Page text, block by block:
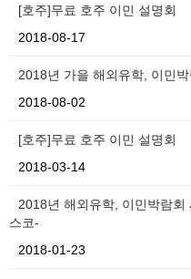
[호주]무료 호주 이민 설명회
2018-08-17
2018년 가을 해외유학, 이민
2018-08-02
[호주]무료 호주 이민 설명회
2018-03-14
2018년 해외유학, 이민박람
스코-
2018-01-23